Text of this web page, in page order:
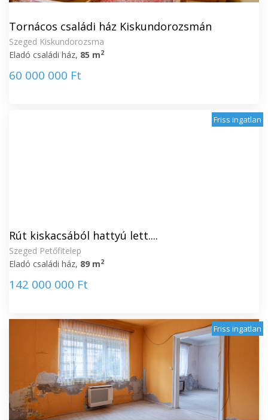
Tornácos családi ház Kiskundorozsmán
Szeged Kiskundorozsma
Eladó családi ház, 85 m2
60 000 000 Ft
Friss ingatlan
Rút kiskacsából hattyú lett....
Szeged Petőfitelep
Eladó családi ház, 89 m2
142 000 000 Ft
Friss ingatlan